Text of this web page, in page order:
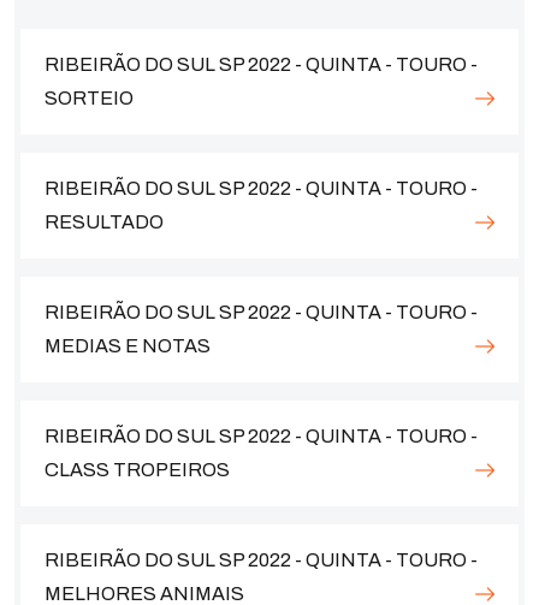
RIBEIRÃO DO SUL SP 2022 - QUINTA - TOURO -
SORTEIO
RIBEIRÃO DO SUL SP 2022 - QUINTA - TOURO -
RESULTADO
RIBEIRÃO DO SUL SP 2022 - QUINTA - TOURO -
MEDIAS E NOTAS
RIBEIRÃO DO SUL SP 2022 - QUINTA - TOURO -
CLASS TROPEIROS
RIBEIRÃO DO SUL SP 2022 - QUINTA - TOURO -
MELHORES ANIMAIS